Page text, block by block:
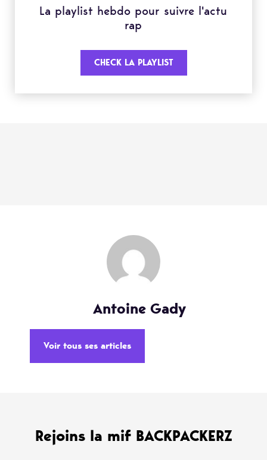
La playlist hebdo pour suivre l'actu
rap
CHECK LA PLAYLIST
Antoine Gady
Voir tous ses articles
Rejoins la mif BACKPACKERZ